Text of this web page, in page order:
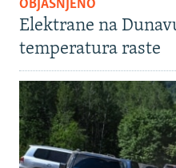
OBJAŠNJENO
Elektrane na
temperatura raste